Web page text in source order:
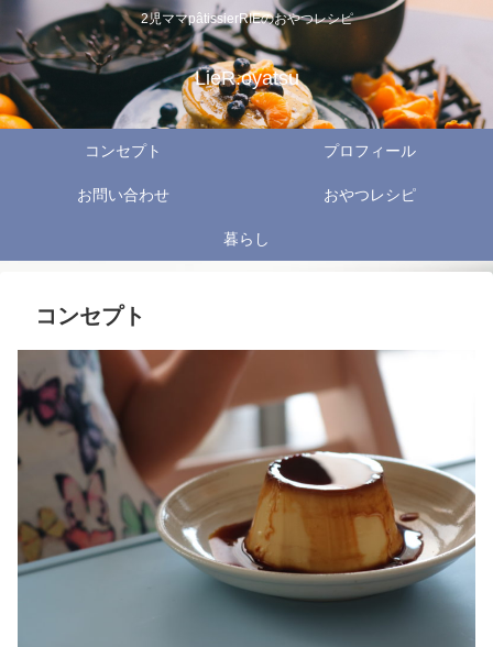
2児ママpâtissierRIEのおやつレシピ
LieR.oyatsu
コンセプト プロフィール
お問い合わせ おやつレシピ
暮らし
コンセプト